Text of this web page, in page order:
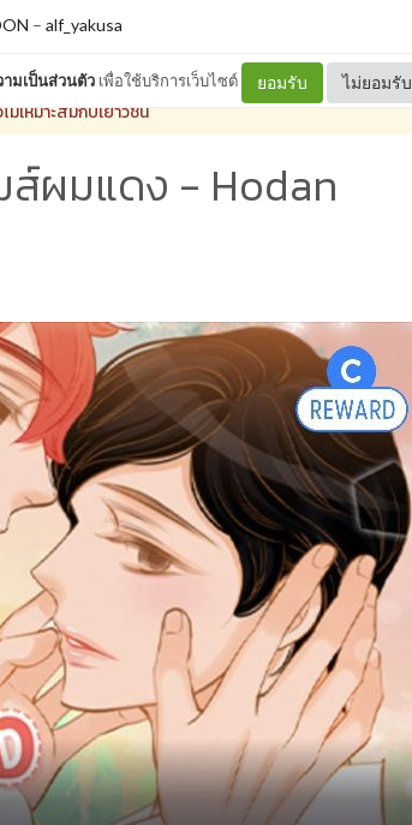
มเป็นส่วนตัว เพื่อใช้บริการเว็บไซต์ ยอมรับ ไม่ยอมรับ
– alf_yakusa
เหมาะสมกับเยาวชน
ผมแดง - Hodan